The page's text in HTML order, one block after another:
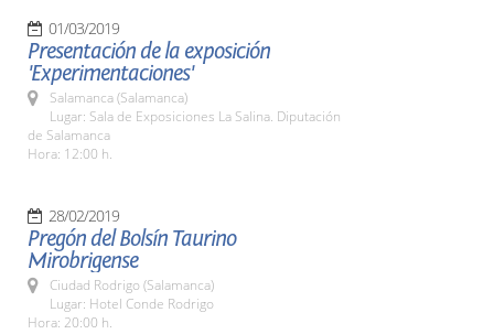
01/03/2019
Presentación de la exposición
'Experimentaciones'
Salamanca (Salamanca)
Lugar: Sala de Exposiciones La Salina. Diputación
de Salamanca
Hora: 12:00 h.
28/02/2019
Pregón del Bolsín Taurino
Mirobrigense
Ciudad Rodrigo (Salamanca)
Lugar: Hotel Conde Rodrigo
Hora: 20:00 h.